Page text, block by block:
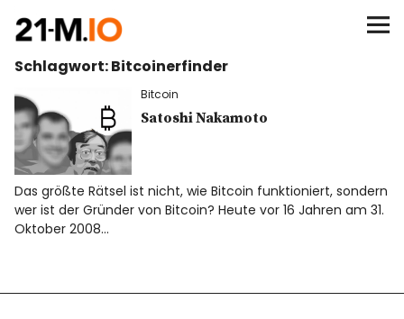
∞/21M BITCOIN
BEGINN
BITCOIN
ANALYSEN
NEWS
Schlagwort:Bitcoinerfinder
Bitcoin
Satoshi Nakamoto
Das größte Rätsel ist nicht, wie Bitcoin funktioniert, sondern
wer ist der Gründer von Bitcoin? Heute vor 16 Jahren am 31.
Oktober 2008…